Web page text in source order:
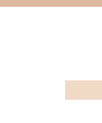
Panneau de gestion des cookies